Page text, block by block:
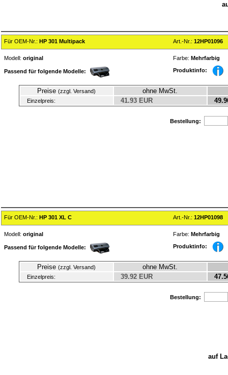
Für OEM-Nr.: HP 301 Multipack Art.-Nr.: 12HP01096
Modell: original Farbe: Mehrfarbig
Passend für folgende Modelle: Produktinfo:
Preise (zzgl. Versand) ohne MwSt.
Einzelpreis: 41.93 EUR
Bestellung:
Für OEM-Nr.: HP 301 XL C Art.-Nr.: 12HP01098
Modell: original Farbe: Mehrfarbig
Passend für folgende Modelle: Produktinfo:
Preise (zzgl. Versand) ohne MwSt.
Einzelpreis: 39.92 EUR
Bestellung:
auf